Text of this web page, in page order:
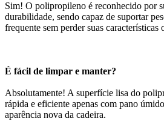
Sim! O polipropileno é reconhecido por
durabilidade, sendo capaz de suportar
frequente sem perder suas características
É fácil de limpar e manter?
Absolutamente! A superfície lisa do
rápida e eficiente apenas com pano
aparência nova da cadeira.